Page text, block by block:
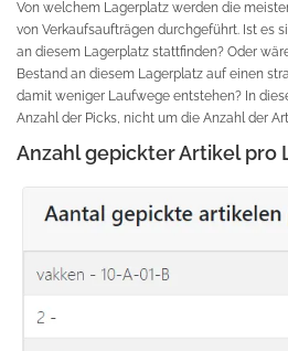
Von welchem Lagerplatz werden die
von Verkaufsaufträgen durchgeführt. Ist es
an diesem Lagerplatz stattfinden? Oder
Bestand an diesem Lagerplatz auf einen
damit weniger Laufwege entstehen? In
Anzahl der Picks, nicht um die Anzahl der
Anzahl gepickter Artikel pro